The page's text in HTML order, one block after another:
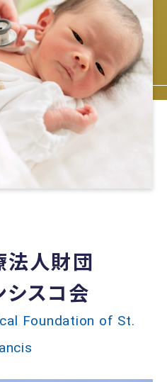
法人財団
シスコ会
Foundation of St.